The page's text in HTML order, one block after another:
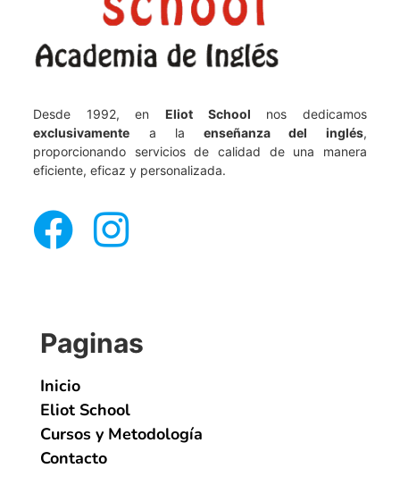
Desde 1992, en Eliot School nos dedicamos
exclusivamente a laenseñanza del inglés,
proporcionando servicios de calidad de una manera
eficiente, eficaz y personalizada.
Paginas
Inicio
Eliot School
Cursos y Metodología
Contacto